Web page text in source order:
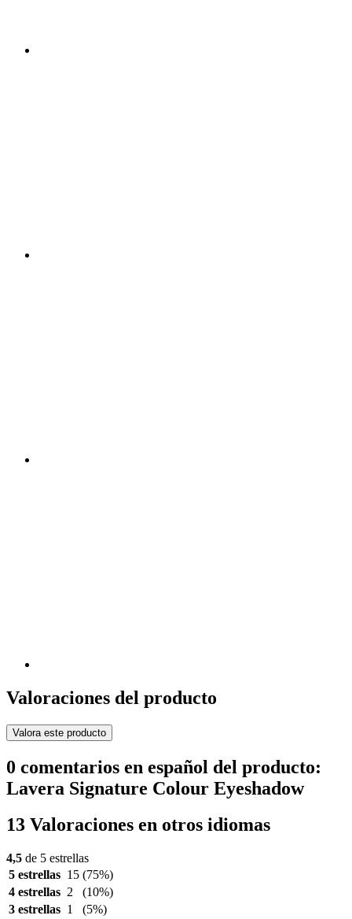
Valoraciones del producto
Valora este producto
0 comentarios en español del producto:
Lavera Signature Colour Eyeshadow
13 Valoraciones en otros idiomas
4,5 de 5 estrellas
5 estrellas 15 (75%)
4 estrellas 2
(10%)
3 estrellas 1
(5%)